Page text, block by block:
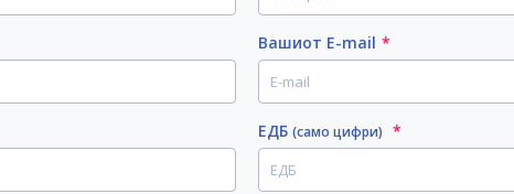
Вашиот Е-mail *
ЕДБ (само цифри) *